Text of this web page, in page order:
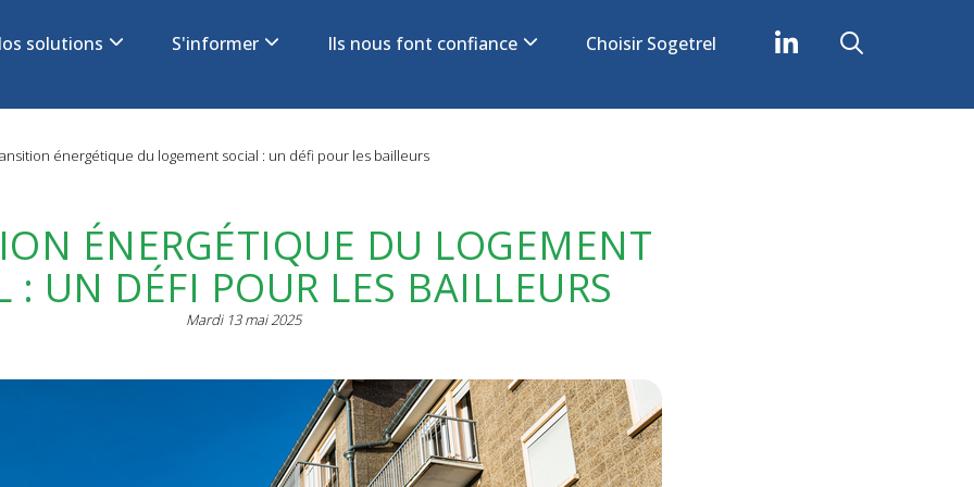
solutions S'informer Ils nous font confiance Choisir Sogetrel
énergétique du logement social : un défi pour les bailleurs
ÉNERGÉTIQUE DU LOGEMENT
: UN DÉFI POUR LES BAILLEURS
Mardi 13 mai 2025